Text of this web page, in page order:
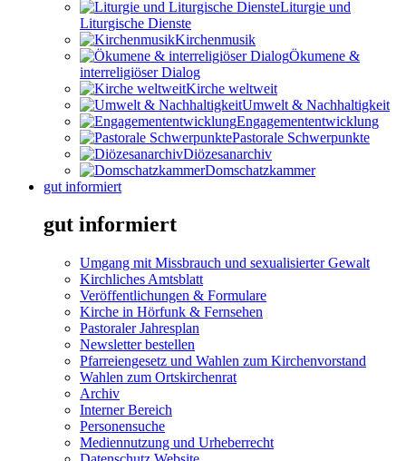
Liturgie und
Liturgische Dienste
Kirchenmusik
Ökumene &
interreligiöser Dialog
Kirche weltweit
Umwelt & Nachhaltigkeit
Engagemententwicklung
Pastorale Schwerpunkte
Diözesanarchiv
Domschatzkammer
gut informiert
gut informiert
Umgang mit Missbrauch und sexualisierter Gewalt
Kirchliches Amtsblatt
Veröffentlichungen & Formulare
Kirche in Hörfunk & Fernsehen
Pastoraler Jahresplan
Newsletter bestellen
Pfarreiengesetz und Wahlen zum Kirchenvorstand
Wahlen zum Ortskirchenrat
Archiv
Interner Bereich
Personensuche
Mediennutzung und Urheberrecht